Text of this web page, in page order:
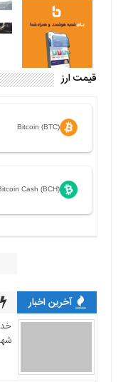
قیمت ارز
Bitcoin (BTC)
Cash (BCH)
آخرین اخبار